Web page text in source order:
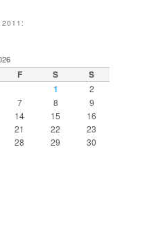
2011:
F S
S
1
2
7 8
9
14 15
16
21 22
23
28 29
30